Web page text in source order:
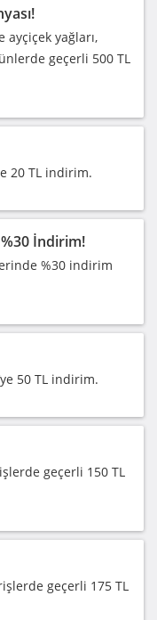
ayçiçek yağları,
geçerli 500 TL
20 TL indirim.
İndirim!
%30 indirim
50 TL indirim.
geçerli 150 TL
geçerli 175 TL